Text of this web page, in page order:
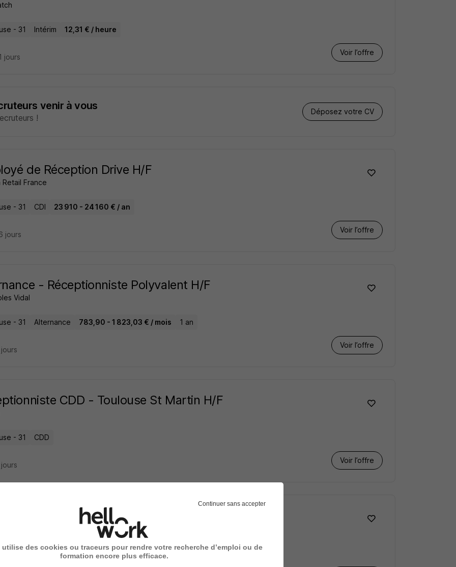
- 31 Intérim 12,31 € / heure
Voir l’offre
jours
venir à vous
!
Déposez votre CV
de Réception Drive H/F
Retail France
- 31 CDI 23 910 - 24 160 € / an
Voir l’offre
jours
- Réceptionniste Polyvalent H/F
Vidal
- 31 Alternance 783,90 - 1 823,03 € / mois 1 an
Voir l’offre
CDD - Toulouse St Martin H/F
- 31 CDD
Voir l’offre
- 31 CDI 2 175 € / mois
Continuer sans accepter
utilise des cookies ou traceurs pour rendre votre recherche d’emploi ou de
formation encore plus efficace.